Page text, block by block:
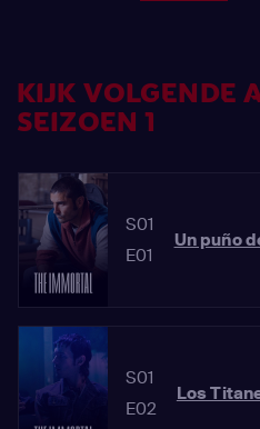
KIJK VOLGENDE
SEIZOEN 1
S01
E01
Un puño
S01
E02
Los